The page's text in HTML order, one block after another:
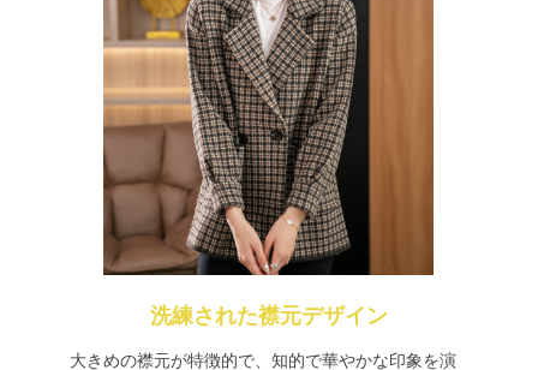
洗練された襟元デザイン
大きめの襟元が特徴的で、知的で華やかな印象を演